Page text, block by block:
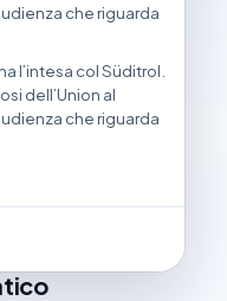
che riguarda
l’intesa col Süditrol.
dell’Union al
che riguarda